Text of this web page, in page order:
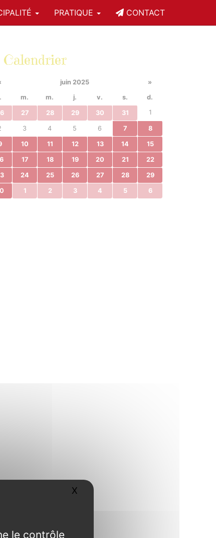
PRATIQUE CONTACT
juin 2025
»
m. m. j. v. s. d.
27 28 29 30 31 1
3 4 5 6 7 8
10 11 12 13 14 15
17 18 19 20 21 22
24 25 26 27 28 29
1 2 3 4 5 6
le contrôle
X Masquer le bandeau des cookies